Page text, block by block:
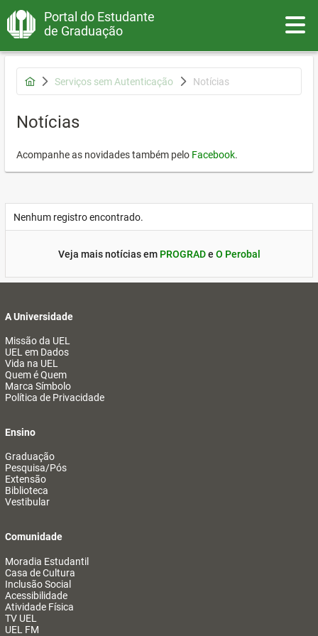
Portal do Estudante
de Graduação
Serviços sem Autenticação Notícias
Notícias
Acompanhe as novidades também pelo Facebook.
Nenhum registro encontrado.
Veja mais notícias em PROGRADe O Perobal
A Universidade
Missão da UEL
UEL em Dados
Vida na UEL
Quem é Quem
Marca Símbolo
Política de Privacidade
Ensino
Graduação
Pesquisa/Pós
Extensão
Biblioteca
Vestibular
Comunidade
Moradia Estudantil
Casa de Cultura
Inclusão Social
Acessibilidade
Atividade Física
TV UEL
UEL FM